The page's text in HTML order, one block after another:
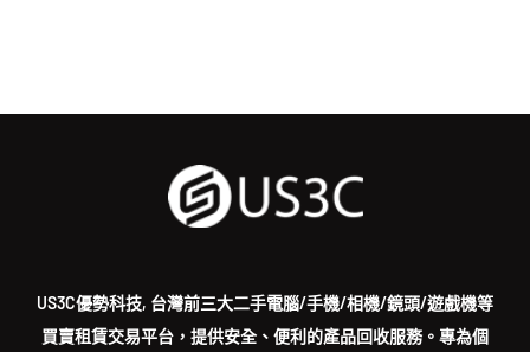
US3C優勢科技, 台灣前三大二手電腦/手機/相機/鏡頭/遊戲機等
買賣租賃交易平台，提供安全、便利的產品回收服務。專為個